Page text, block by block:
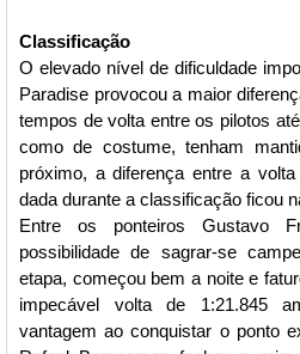
Classificação
O elevado nível de dificuldade
Paradise provocou a maior
tempos de volta entre os pilotos
como de costume, tenham
próximo, a diferença entre a
dada durante a classificação ficou
Entre os ponteiros Gustavo
possibilidade de sagrar-se
etapa, começou bem a noite e
impecável volta de 1:21.845
vantagem ao conquistar o ponto